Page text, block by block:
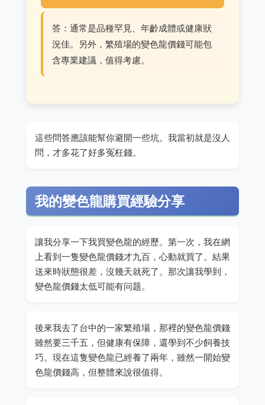
答：通常是品種罕見、年齡成體或健康狀
況佳。另外，繁殖場的變色龍價錢可能包
含專業建議，值得考慮。
這些問答應該能幫你避開一些坑。我當初就是沒人
問，才多花了好多冤枉錢。
我的變色龍購買經驗分享
讓我分享一下我買變色龍的經歷。第一次，我在網
上看到一隻變色龍價錢才九百，心動就買了。結果
送來時狀態很差，沒幾天就死了。那次讓我學到，
變色龍價錢太低可能有问题。
後來我去了台中的一家繁殖場，那裡的變色龍價錢
雖然要三千五，但健康有保障，還學到不少飼養技
巧。現在這隻變色龍已經養了兩年，雖然一開始變
色龍價錢高，但整體來說很值得。